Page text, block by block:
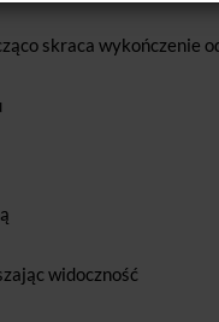
skraca wykończenie
widoczność